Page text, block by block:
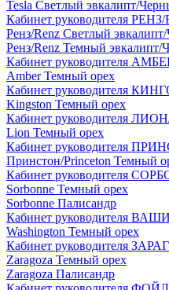
Tesla Светлый эвкалипт/
Кабинет руководителя РЕНЗ/
Ренз/Renz Светлый
Ренз/Renz Темный эвкалипт/
Кабинет руководителя
Amber Темный орех
Кабинет руководителя
Kingston Темный орех
Кабинет руководителя
Lion Темный орех
Кабинет руководителя
Принстон/Princeton Темный
Кабинет руководителя
Sorbonne Темный орех
Sorbonne Палисандр
Кабинет руководителя
Washington Темный орех
Кабинет руководителя
Zaragoza Темный орех
Zaragoza Палисандр